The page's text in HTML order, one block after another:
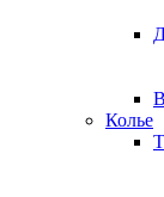
Колье